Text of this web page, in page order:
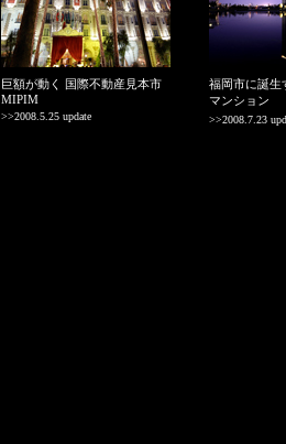
巨額が動く 国際不動産見本市
MIPIM
>>2008.5.25 update
福岡市に誕生
マンション
>>2008.7.23